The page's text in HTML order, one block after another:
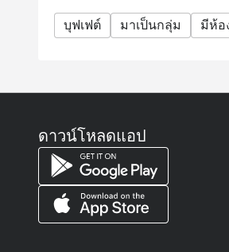
*โปรโมชั่นนี้ไม่สามารถใช้ร่
*ส่วนลดไม่สามารถใช้กับซันเ
*ค่าบริการ (Service
ถาม: ร้าน The Dining Room
ตอบ:
The Dining Room เป็นห้องอ
ร้านนี้เป็นแบบ ออลเดย์ไดน์
มีทั้งแบบบุฟเฟต์และเมนูตามสั่
บุฟเฟต์ มาเป็นกลุ่ม มีห้อ
ดาวน์โหลดแอป